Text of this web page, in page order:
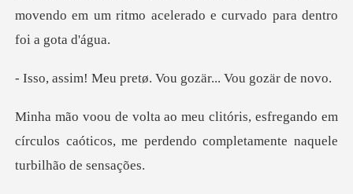
pretø. Vou gozär...
fregando em
círculos caóticos, me perdendo